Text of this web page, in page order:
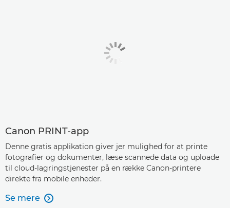
Canon PRINT-app
Denne gratis applikation giver jer mulighed for at printe
fotografier og dokumenter, læse scannede data og uploade
til cloud-lagringstjenester på en række Canon-printere
direkte fra mobile enheder.
Se mere 